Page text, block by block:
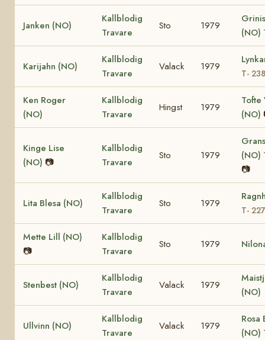
Janken (NO)
Kallblodig
Travare
Sto 1979
(NO)
Karijahn (NO)
Kallblodig
Travare
Valack 1979
T-
Ken Roger
(NO)
Kallblodig
Travare
Hingst 1979
Tofte
(NO)
Kinge Lise
(NO) 📷
Kallblodig
Travare
Sto 1979
(NO)
📷
Lita Blesa (NO)
Kallblodig
Travare
Sto 1979
T-
Mette Lill (NO)
📷
Kallblodig
Travare
Sto 1979
Stenbest (NO)
Kallblodig
Travare
Valack 1979
(NO)
Ullvinn (NO)
Kallblodig
Travare
Valack 1979
Rosa
(NO)